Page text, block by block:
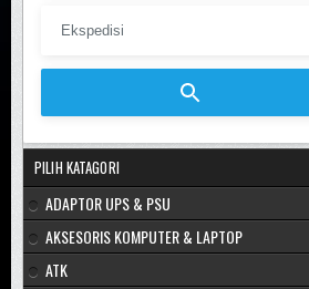
PILIH KATAGORI
ADAPTOR UPS & PSU
AKSESORIS KOMPUTER & LAPTOP
ATK